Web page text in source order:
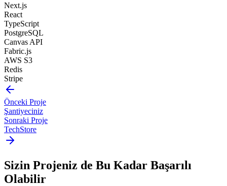
Next.js
React
TypeScript
PostgreSQL
Canvas API
Fabric.js
AWS S3
Redis
Stripe
Önceki Proje
Şantiyeciniz
Sonraki Proje
TechStore
Sizin Projeniz de Bu Kadar Başarılı
Olabilir